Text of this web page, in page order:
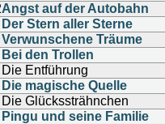
Angst auf der Autobahn
Der Stern aller Sterne
Verwunschene Träume
Bei den Trollen
Die Entführung
Die magische Quelle
Die Glückssträhnchen
Pingu und seine Familie